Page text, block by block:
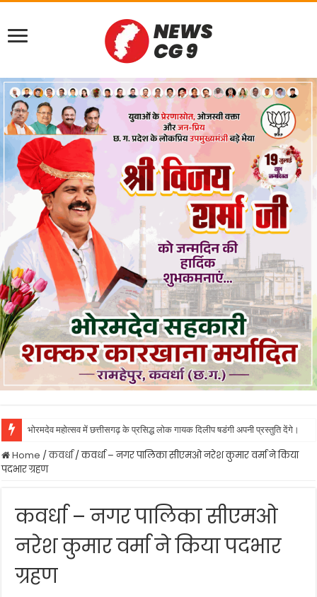
भोरमदेव महोत्सव में छत्तीसगढ़ के प्रसिद्ध लोक गायक दिलीप षडंगी अपनी प्रस्तुति देंगे।
भावना बोहरा ने किया पण्डरिया शक्कर कारखाने का निरिक्षण, कहा तय समय पर हो भुगतान
Home /कवर्धा/कवर्धा – नगर पालिका सीएमओ नरेश कुमार वर्मा ने किया
पदभार ग्रहण
कवर्धा – नगर पालिका सीएमओ
नरेश कुमार वर्मा ने किया पदभार
ग्रहण